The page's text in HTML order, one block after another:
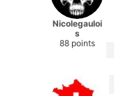
Nicolegauloi
s
88 points